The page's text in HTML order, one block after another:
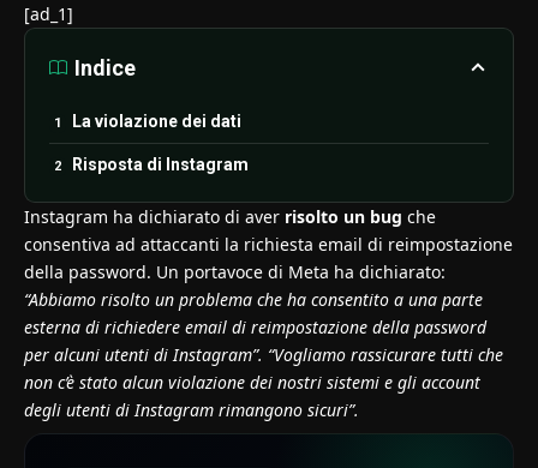
[ad_1]
Indice
La violazione dei dati
Risposta di Instagram
Instagram ha dichiarato di aver risolto un bug che
consentiva ad attaccanti la richiesta email di reimpostazione
della password. Un portavoce di Meta ha dichiarato:
“Abbiamo risolto un problema che ha consentito a una parte
esterna di richiedere email di reimpostazione della password
per alcuni utenti di Instagram”. “Vogliamo rassicurare tutti che
non c’è stato alcun violazione dei nostri sistemi e gli account
degli utenti di Instagram rimangono sicuri”.